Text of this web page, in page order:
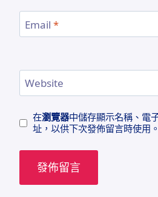
Email *
Website
在瀏覽器中儲存顯示名稱、電
址，以供下次發佈留言時使用。